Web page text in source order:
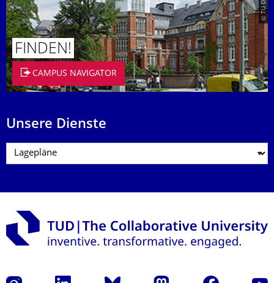
FINDEN!
CAMPUS NAVIGATOR
Unsere Dienste
Instagram LinkedIn Bluesky Mastodon Facebook